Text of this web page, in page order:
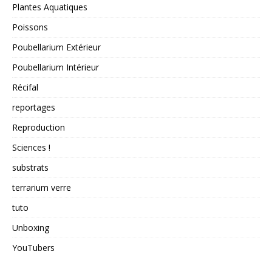
Plantes Aquatiques
Poissons
Poubellarium Extérieur
Poubellarium Intérieur
Récifal
reportages
Reproduction
Sciences !
substrats
terrarium verre
tuto
Unboxing
YouTubers